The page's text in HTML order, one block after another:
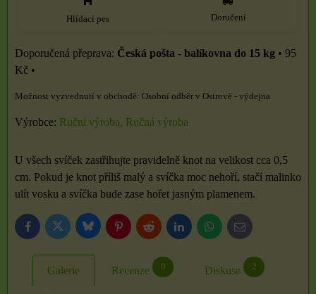
Hlídací pes Doručení
Česká pošta - balíkovna do 15 kg • 95
Kč •
Osobní odběr v Ostrově - výdejna
Výrobce: Ruční výroba, Ručná výroba
U všech svíček zastřihujte pravidelně knot na velikost cca 0,5
cm. Pokud je knot příliš malý a svíčka moc nehoří, stačí malinko
ulít vosku a svíčka bude zase hořet jasným plamenem.
FacebookTwitter BlueskyPinterestReddit LinkedInWhatsApp
E-
mail
Galerie Recenze 0 Diskuse 2